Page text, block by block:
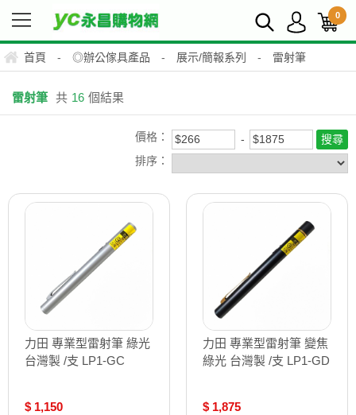
0
首頁 - ◎辦公傢具產品 - 展示/簡報系列 - 雷射筆
雷射筆 共 16 個結果
價格：
排序：
力田 專業型雷射筆 綠光
台灣製 /支 LP1-GC
$ 1,150
力田 專業型雷射筆 變焦
綠光 台灣製 /支 LP1-GD
$ 1,875